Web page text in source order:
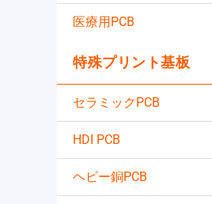
医療用PCB
特殊プリント基板
セラミックPCB
HDI PCB
ヘビー銅PCB